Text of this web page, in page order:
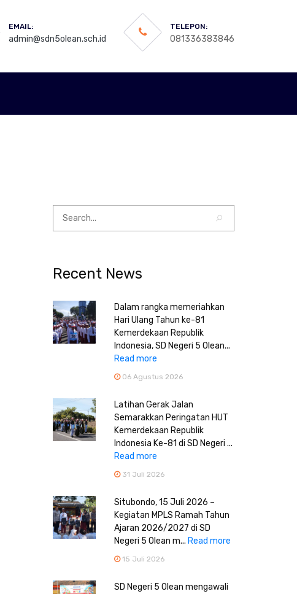
EMAIL:
admin@sdn5olean.sch.id
TELEPON:
081336383846
Recent News
Dalam rangka memeriahkan
Hari Ulang Tahun ke-81
Kemerdekaan Republik
Indonesia, SD Negeri 5 Olean...
Read more
06 Agustus 2026
Latihan Gerak Jalan
Semarakkan Peringatan HUT
Kemerdekaan Republik
Indonesia Ke-81 di SD Negeri ...
Read more
31 Juli 2026
Situbondo, 15 Juli 2026 –
Kegiatan MPLS Ramah Tahun
Ajaran 2026/2027 di SD
Negeri 5 Olean m... Read more
15 Juli 2026
SD Negeri 5 Olean mengawali